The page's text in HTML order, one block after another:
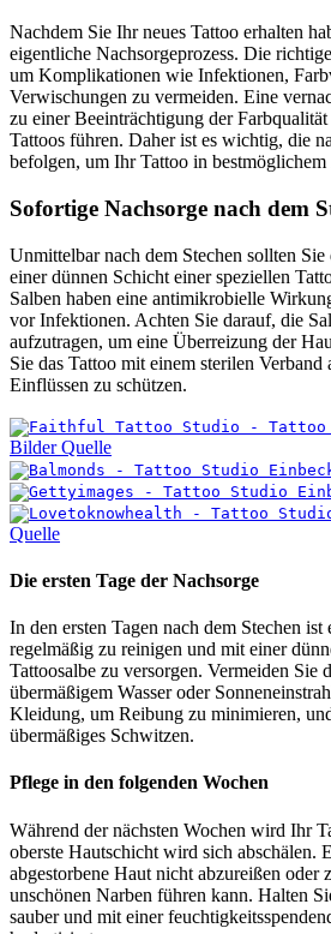
Nachdem Sie Ihr neues Tattoo erhalten
eigentliche Nachsorgeprozess. Die
um Komplikationen wie Infektionen,
Verwischungen zu vermeiden. Eine
zu einer Beeinträchtigung der
Tattoos führen. Daher ist es wichtig, die
befolgen, um Ihr Tattoo in bestmöglichem
Sofortige Nachsorge nach dem
Unmittelbar nach dem Stechen sollten
einer dünnen Schicht einer speziellen
Salben haben eine antimikrobielle
vor Infektionen. Achten Sie darauf, die
aufzutragen, um eine Überreizung der
Sie das Tattoo mit einem sterilen Verband
Einflüssen zu schützen.
Bilder Quelle
Quelle
Die ersten Tage der Nachsorge
In den ersten Tagen nach dem Stechen
regelmäßig zu reinigen und mit einer
Tattoosalbe zu versorgen. Vermeiden Sie
übermäßigem Wasser oder
Kleidung, um Reibung zu minimieren,
übermäßiges Schwitzen.
Pflege in den folgenden Wochen
Während der nächsten Wochen wird Ihr
oberste Hautschicht wird sich abschälen.
abgestorbene Haut nicht abzureißen oder
unschönen Narben führen kann. Halten
sauber und mit einer